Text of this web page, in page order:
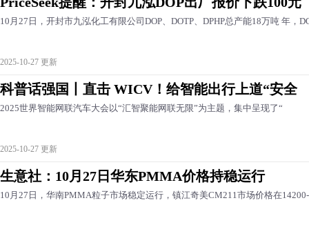
10月27日，开封市九泓化工有限公司DOP、DOTP、DPHP总产能18万吨 年，
2025-10-27 更新
科普话强国丨直击 WICV！给智能出行上道“安全
2025世界智能网联汽车大会以“汇智聚能网联无限”为主题，集中呈现了“
2025-10-27 更新
生意社：10月27日华东PMMA价格持稳运行
10月27日，华南PMMA粒子市场稳定运行，镇江奇美CM211市场价格在